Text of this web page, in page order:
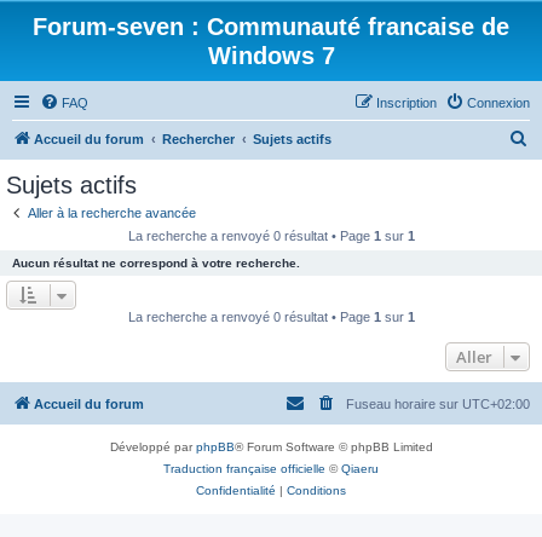
Forum-seven : Communauté francaise de
Windows 7
FAQ Connexion
Inscription
Accueil du forum Rechercher Sujets actifs
e
r
Sujets actifs
Aller à la recherche avancée
La recherche a renvoyé 0 résultat • Page 1 sur 1
Aucun résultat ne correspond à votre recherche.
La recherche a renvoyé 0 résultat • Page 1 sur 1
Aller
Accueil du forum Fuseau horaire sur UTC+02:00
Développé parphpBB® Forum Software © phpBB Limited
Traduction française officielle ©Qiaeru
Confidentialité | Conditions